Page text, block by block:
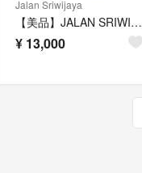
Jalan Sriwijaya
【美品】JALAN SRIWIJAYA 別注 茶色 ドレスシューズ 26 本革
¥ 13,000